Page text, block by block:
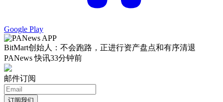
Google Play
BitMart创始人：不会跑路，正进行资产盘点和有序清退
PANews 快讯33分钟前
邮件订阅
订阅我们